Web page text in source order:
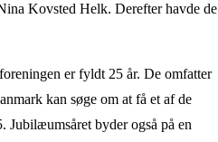
Kovsted Helk. Derefter havde de
er fyldt 25 år. De omfatter
kan søge om at få et af de
Jubilæumsåret byder også på en